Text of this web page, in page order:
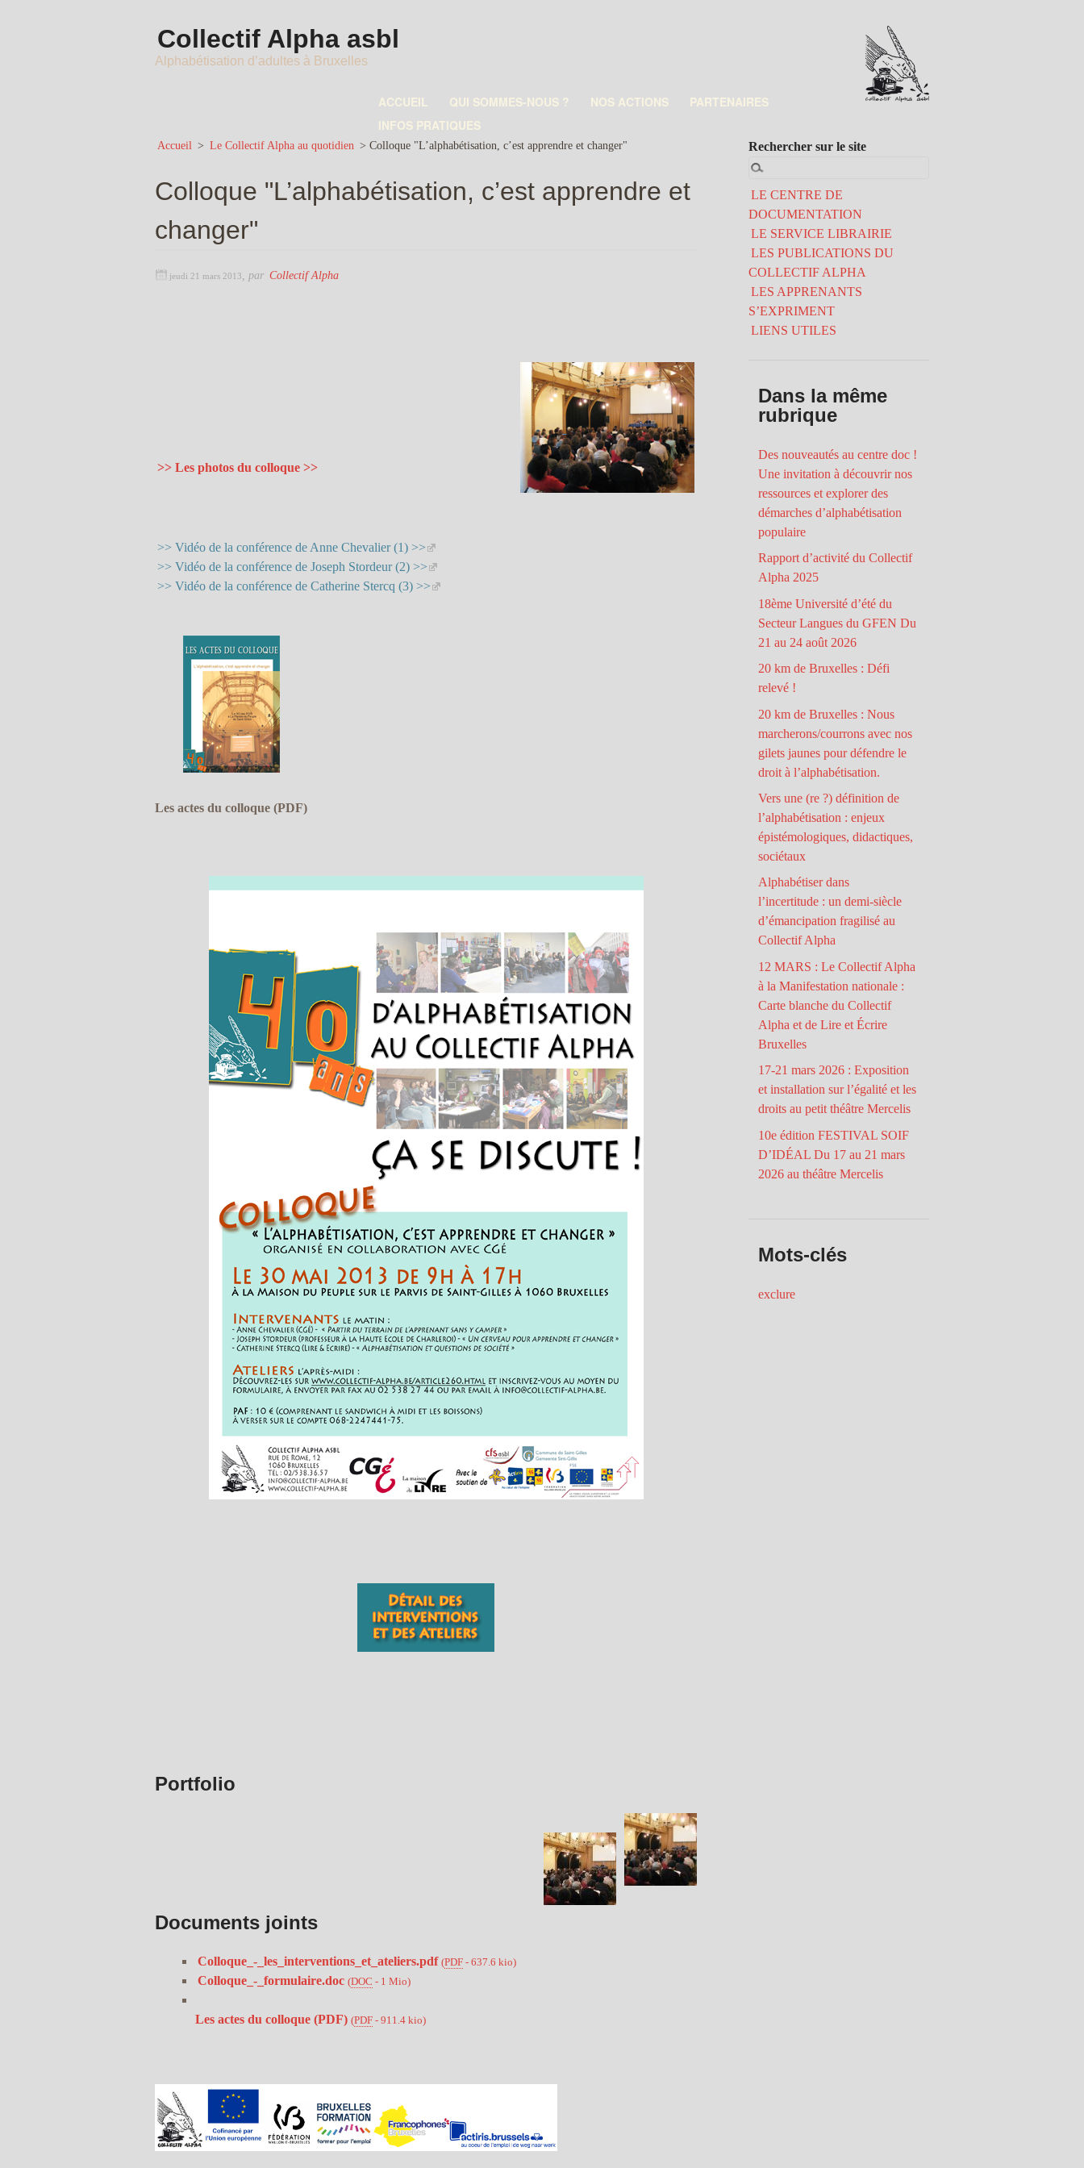
Collectif Alpha asbl
Alphabétisation d’adultes à Bruxelles
ACCUEIL QUI SOMMES-NOUS ? NOS ACTIONS
PARTENAIRES
INFOS PRATIQUES
Accueil > Le Collectif Alpha au quotidien > Colloque "L’alphabétisation, c’est apprendre et changer"
Colloque "L’alphabétisation, c’est apprendre et
changer"
jeudi 21 mars 2013 par Collectif Alpha
>> Les photos du colloque >>
>> Vidéo de la conférence de Anne Chevalier (1) >>
>> Vidéo de la conférence de Joseph Stordeur (2) >>
>> Vidéo de la conférence de Catherine Stercq (3) >>
Les actes du colloque (PDF)
Portfolio
Documents joints
Colloque_-_les_interventions_et_ateliers.pdf (PDF - 637.6 kio)
Colloque_-_formulaire.doc (DOC - 1 Mio)
Les actes du colloque (PDF) (PDF - 911.4 kio)
LE CENTRE DE
DOCUMENTATION
LE SERVICE LIBRAIRIE
LES PUBLICATIONS DU
COLLECTIF ALPHA
LES APPRENANTS
S’EXPRIMENT
LIENS UTILES
Rechercher sur le site
Dans la même
rubrique
Des nouveautés au centre doc !
Une invitation à découvrir nos
ressources et explorer des
démarches d’alphabétisation
populaire
Rapport d’activité du Collectif
Alpha 2025
18ème Université d’été du
Secteur Langues du GFEN Du
21 au 24 août 2026
20 km de Bruxelles : Défi
relevé !
20 km de Bruxelles : Nous
marcherons/courrons avec nos
gilets jaunes pour défendre le
droit à l’alphabétisation.
Vers une (re ?) définition de
l’alphabétisation : enjeux
épistémologiques, didactiques,
sociétaux
Alphabétiser dans
l’incertitude : un demi-siècle
d’émancipation fragilisé au
Collectif Alpha
12 MARS : Le Collectif Alpha
à la Manifestation nationale :
Carte blanche du Collectif
Alpha et de Lire et Écrire
Bruxelles
17-21 mars 2026 : Exposition
et installation sur l’égalité et les
droits au petit théâtre Mercelis
10e édition FESTIVAL SOIF
D’IDÉAL Du 17 au 21 mars
2026 au théâtre Mercelis
Mots-clés
exclure